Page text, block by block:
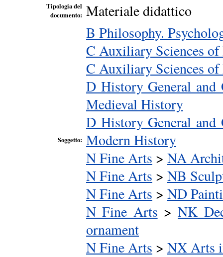
Tipologia del
documento: Materiale didattico
Soggetto:
B Philosophy.
C Auxiliary Sciences
C Auxiliary Sciences
D History General and
Medieval History
D History General and
Modern History
N Fine Arts > NA
N Fine Arts > NB
N Fine Arts > ND
N Fine Arts >NK
ornament
N Fine Arts > NX Arts